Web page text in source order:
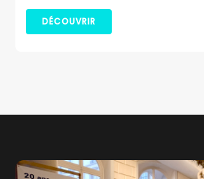
DÉCOUVRIR